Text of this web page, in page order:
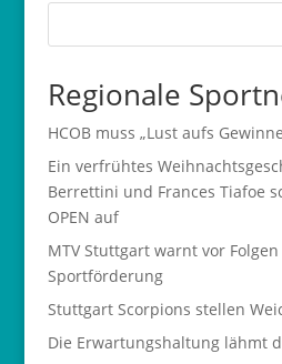
Regionale
HCOB muss „Lust aufs
Ein verfrühtes
Berrettini und Frances Tiafoe
OPEN auf
MTV Stuttgart warnt vor
Sportförderung
Stuttgart Scorpions stellen
Die Erwartungshaltung lähmt